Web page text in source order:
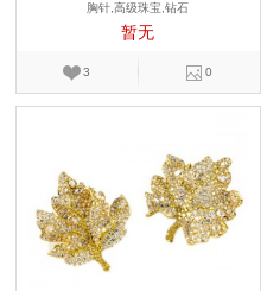
胸针,高级珠宝,钻石
暂无
3 0